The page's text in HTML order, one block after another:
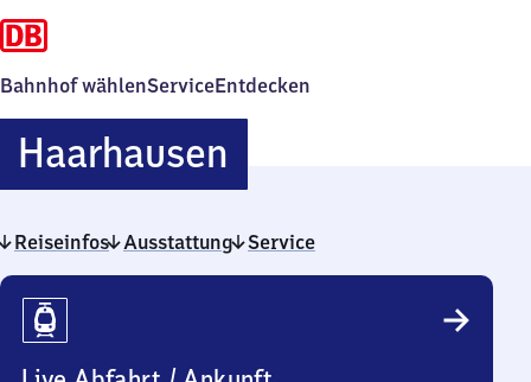
Bahnhof wählenServiceEntdecken
HaarhausenHaarhausen
Reiseinfos Ausstattung Service
Reiseinfos